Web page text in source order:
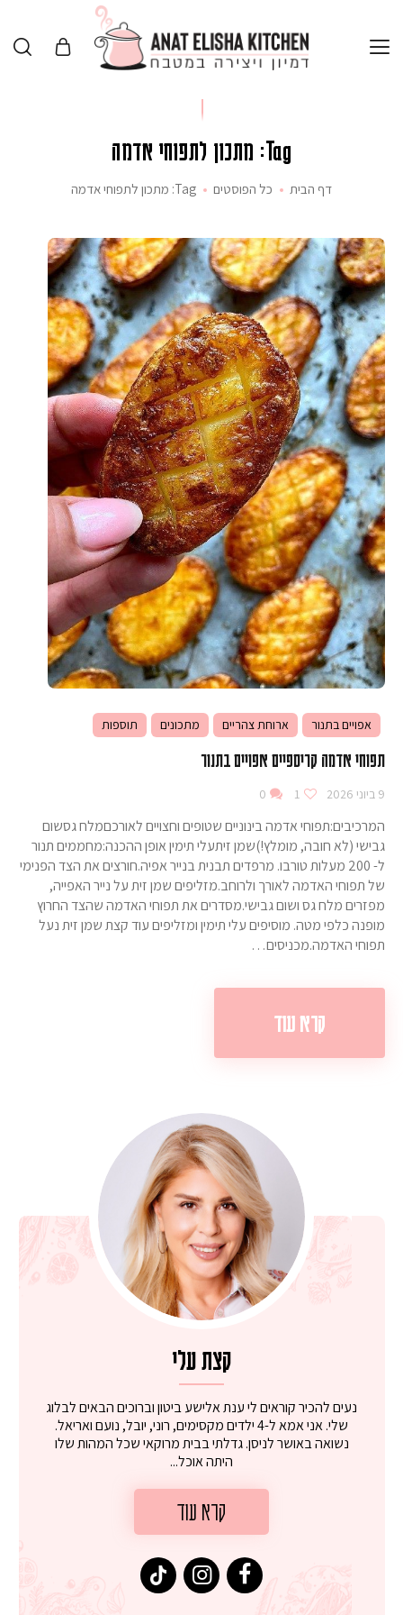
Tag: מתכון לתפוחי אדמה
דף הבית כל הפוסטים Tag: מתכון לתפוחי אדמה
אפויים בתנור ארוחת צהריים מתכונים תוספות
תפוחי אדמה קריספיים אפויים בתנור
9 ביוני 2026 1
0
המרכיבים:תפוחי אדמה בינוניים שטופים וחצויים לאורכםמלח גסשום
גבישי (לא חובה, מומלץ!)שמן זיתעלי תימין אופן ההכנה:מחממים תנור
ל- 200 מעלות טורבו. מרפדים תבנית בנייר אפיה.חורצים את הצד הפנימי
של תפוחי האדמה לאורך ולרוחב.מזליפים שמן זית על נייר האפייה,
מפזרים מלח גס ושום גבישי.מסדרים את תפוחי האדמה שהצד החרוץ
מופנה כלפי מטה. מוסיפים עלי תימין ומזליפים עוד קצת שמן זית נעל
תפוחי האדמה.מכניסים…
קרא עוד
קצת עלי
נעים להכיר קוראים לי ענת אלישע ביטון וברוכים הבאים לבלוג
שלי. אני אמא ל-4 ילדים מקסימים, רוני, יובל, נועם ואריאל.
נשואה באושר לניסן. גדלתי בבית מרוקאי שכל המהות שלו
היתה אוכל...
קרא עוד